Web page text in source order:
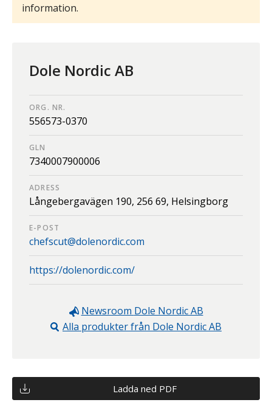
information.
Dole Nordic AB
ORG. NR.
556573-0370
GLN
7340007900006
ADRESS
Långebergavägen 190, 256 69, Helsingborg
E-POST
chefscut@dolenordic.com
https://dolenordic.com/
Newsroom Dole Nordic AB
Alla produkter från Dole Nordic AB
Ladda ned PDF